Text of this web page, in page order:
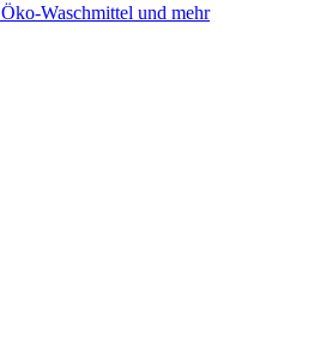
Öko-Waschmittel und mehr